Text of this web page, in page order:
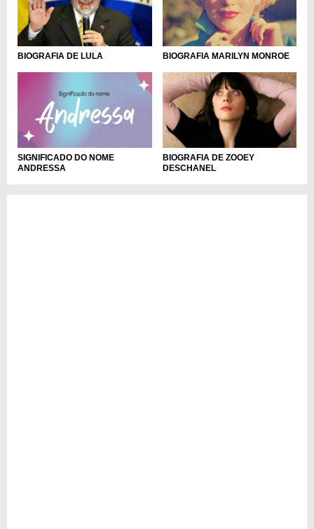
BIOGRAFIA DE LULA BIOGRAFIA MARILYN MONROE
SIGNIFICADO DO NOME
ANDRESSA
BIOGRAFIA DE ZOOEY
DESCHANEL